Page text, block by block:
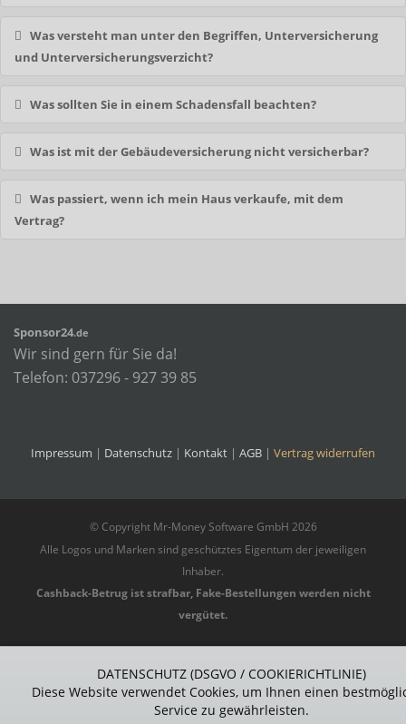
Was versteht man unter den Begriffen, Unterversicherung
und Unterversicherungsverzicht?
Was sollten Sie in einem Schadensfall beachten?
Was ist mit der Gebäudeversicherung nicht versicherbar?
Was passiert, wenn ich mein Haus verkaufe, mit dem
Vertrag?
Sponsor24.de
Wir sind gern für Sie da!
Telefon: 037296 - 927 39 85
Impressum | Datenschutz | Kontakt | AGB | Vertrag widerrufen
© Copyright Mr-Money Software GmbH 2026
Alle Logos und Marken sind geschütztes Eigentum der jeweiligen
Inhaber.
Cashback-Betrug ist strafbar, Fake-Bestellungen werden nicht
vergütet.
DATENSCHUTZ (DSGVO / COOKIERICHTLINIE)
Diese Website verwendet Cookies, um Ihnen einen
Service zu gewährleisten.